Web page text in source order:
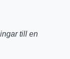
till en